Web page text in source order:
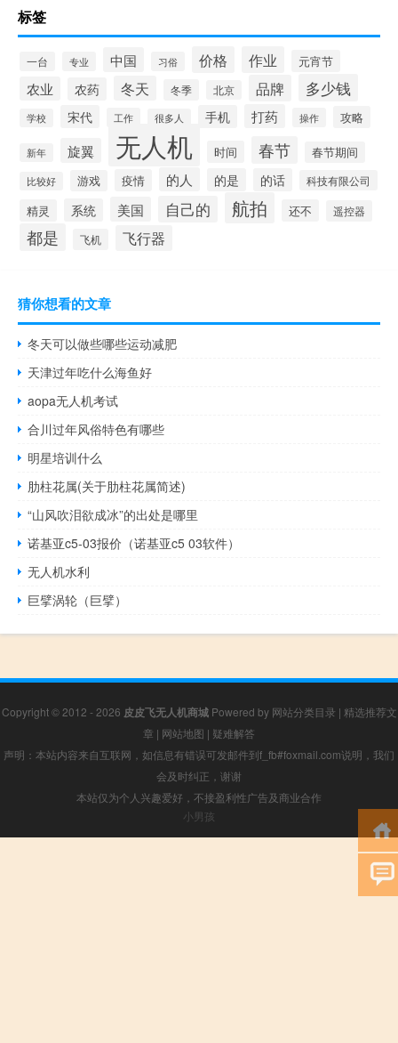
标签
一台 专业 中国 习俗 价格 作业 元宵节
农业 农药 冬天 冬季 北京 品牌 多少钱
学校 宋代 工作 很多人 手机 打药 操作 攻略
新年 旋翼 无人机 时间 春节 春节期间
比较好 游戏 疫情 的人 的是 的话 科技有限公司
精灵 系统 美国 自己的 航拍 还不 遥控器
都是 飞机 飞行器
猜你想看的文章
冬天可以做些哪些运动减肥
天津过年吃什么海鱼好
aopa无人机考试
合川过年风俗特色有哪些
明星培训什么
肋柱花属(关于肋柱花属简述)
“山风吹泪欲成冰”的出处是哪里
诺基亚c5-03报价（诺基亚c5 03软件）
无人机水利
巨擘涡轮（巨擘）
Copyright © 2012 - 2026 皮皮飞无人机商城Powered by 网站分类目录 | 精选推荐文
章 | 网站地图 | 疑难解答
声明：本站内容来自互联网，如信息有错误可发邮件到f_fb#foxmail.com说明，我们
会及时纠正，谢谢
本站仅为个人兴趣爱好，不接盈利性广告及商业合作
小男孩